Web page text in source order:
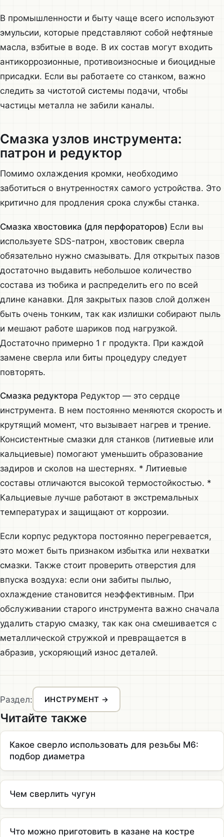
В промышленности и быту чаще всего используют
эмульсии, которые представляют собой нефтяные
масла, взбитые в воде. В их состав могут входить
антикоррозионные, противоизносные и биоцидные
присадки. Если вы работаете со станком, важно
следить за чистотой системы подачи, чтобы
частицы металла не забили каналы.
Смазка узлов инструмента:
патрон и редуктор
Помимо охлаждения кромки, необходимо
заботиться о внутренностях самого устройства. Это
критично для продления срока службы станка.
Смазка хвостовика (для перфораторов) Если вы
используете SDS-патрон, хвостовик сверла
обязательно нужно смазывать. Для открытых пазов
достаточно выдавить небольшое количество
состава из тюбика и распределить его по всей
длине канавки. Для закрытых пазов слой должен
быть очень тонким, так как излишки собирают пыль
и мешают работе шариков под нагрузкой.
Достаточно примерно 1 г продукта. При каждой
замене сверла или биты процедуру следует
повторять.
Смазка редуктора Редуктор — это сердце
инструмента. В нем постоянно меняются скорость и
крутящий момент, что вызывает нагрев и трение.
Консистентные смазки для станков (литиевые или
кальциевые) помогают уменьшить образование
задиров и сколов на шестернях. * Литиевые
составы отличаются высокой термостойкостью. *
Кальциевые лучше работают в экстремальных
температурах и защищают от коррозии.
Если корпус редуктора постоянно перегревается,
это может быть признаком избытка или нехватки
смазки. Также стоит проверить отверстия для
впуска воздуха: если они забиты пылью,
охлаждение становится неэффективным. При
обслуживании старого инструмента важно сначала
удалить старую смазку, так как она смешивается с
металлической стружкой и превращается в
абразив, ускоряющий износ деталей.
Раздел: ИНСТРУМЕНТ →
Читайте также
Какое сверло использовать для резьбы М6:
подбор диаметра
Чем сверлить чугун
Что можно приготовить в казане на костре